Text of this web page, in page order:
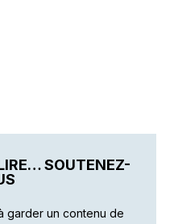
SOUTENEZ-
garder un contenu de